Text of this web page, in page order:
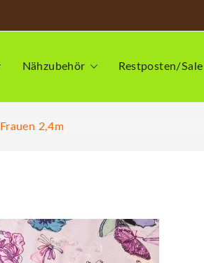
Nähzubehör Restposten/Sale
2,4m